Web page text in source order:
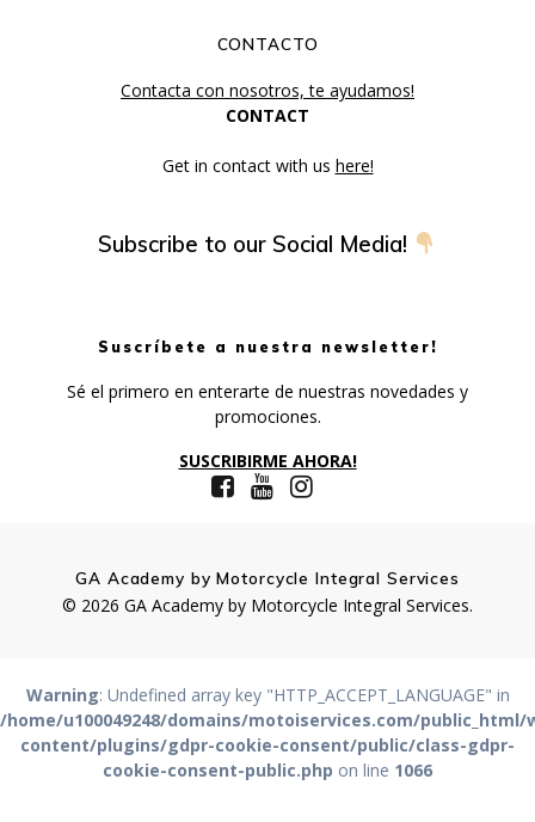
CONTACTO
Contacta con nosotros, te ayudamos!
CONTACT
Get in contact with us here!
Subscribe to our Social Media!
Suscríbete a nuestra newsletter!
Sé el primero en enterarte de nuestras novedades y
promociones.
SUSCRIBIRME AHORA!
GA Academy by Motorcycle Integral Services
© 2026 GA Academy by Motorcycle Integral Services.
Warning: Undefined array key "HTTP_ACCEPT_LANGUAGE" in
/home/u100049248/domains/motoiservices.com/public_html/
content/plugins/gdpr-cookie-consent/public/class-gdpr-
cookie-consent-public.php on line 1066